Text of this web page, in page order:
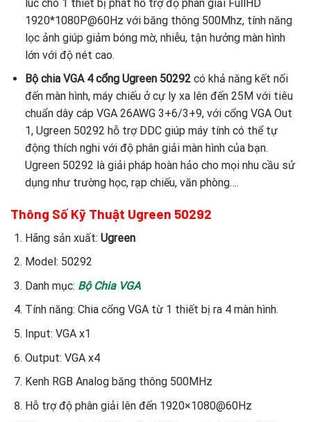
lúc cho 1 thiết bị phát hỗ trợ độ phân giải FullHD
1920*1080P@60Hz với băng thông 500Mhz, tính năng
lọc ảnh giúp giảm bóng mờ, nhiễu, tận hưởng màn hình
lớn với độ nét cao.
Bộ chia VGA 4 cổng Ugreen 50292có khả năng kết nối
đến màn hình, máy chiếu ở cự ly xa lên đến 25M với tiêu
chuẩn dây cáp VGA 26AWG 3+6/3+9, với cổng VGA Out
1, Ugreen 50292 hỗ trợ DDC giúp máy tính có thể tự
động thích nghi với độ phân giải màn hình của bạn.
Ugreen 50292 là giải pháp hoàn hảo cho mọi nhu cầu sử
dụng như trường học, rạp chiếu, văn phòng….
Thông Số Kỹ Thuật Ugreen 50292
Hãng sản xuất: Ugreen
Model: 50292
Danh mục: Bộ Chia VGA
Tính năng: Chia cổng VGA từ 1 thiết bị ra 4 màn hình.
Input: VGA x1
Output: VGA x4
Kenh RGB Analog băng thông 500MHz
Hỗ trợ độ phân giải lên đến 1920×1080@60Hz